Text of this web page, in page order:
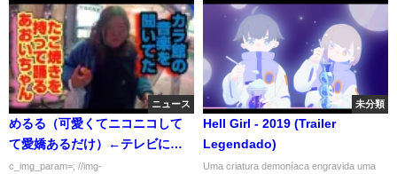
ニュース
めるる（可愛くてニコニコして
て愛嬌あるだけ）←テレビに出
まくりな理由
c_img_param=; //img-
未分類
Hell Girl - 2019 (Trailer
Legendado)
Uma criatura demoníaca engravida uma